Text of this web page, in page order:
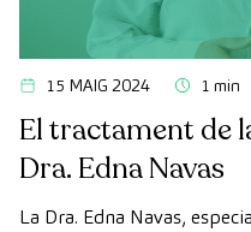
15 MAIG 2024 1 min
El tractament de
Dra. Edna Navas
La Dra. Edna Navas,